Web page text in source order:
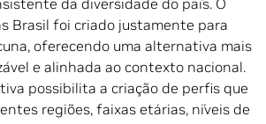
da diversidade do país. O
Brasil foi criado justamente para
oferecendo uma alternativa mais
e alinhada ao contexto nacional.
possibilita a criação de perfis que
regiões, faixas etárias, níveis de